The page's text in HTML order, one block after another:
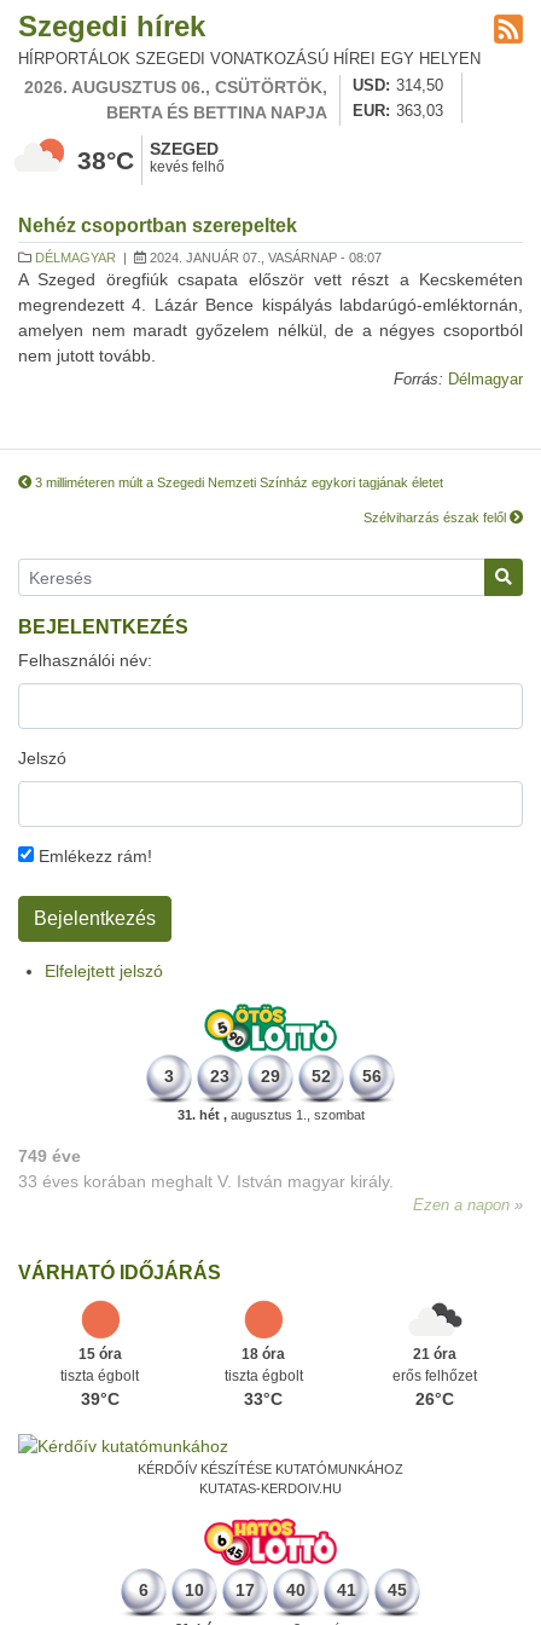
Szegedi hírek
HÍRPORTÁLOK SZEGEDI VONATKOZÁSÚ HÍREI EGY HELYEN
2026. AUGUSZTUS 06., CSÜTÖRTÖK,
BERTA ÉS BETTINA NAPJA
USD
314,50
EUR
363,03
38°C SZEGED
kevés felhő
Nehéz csoportban szerepeltek
DÉLMAGYAR | 2024. JANUÁR 07., VASÁRNAP - 08:07
A Szeged öregfiúk csapata először vett részt a Kecskeméten
megrendezett 4. Lázár Bence kispályás labdarúgó-emléktornán,
amelyen nem maradt győzelem nélkül, de a négyes csoportból
nem jutott tovább.
Forrás: Délmagyar
3 milliméteren múlt a Szegedi Nemzeti Színház egykori tagjának életet
Szélviharzás észak felől
BEJELENTKEZÉS
Felhasználói név:
Jelszó
Emlékezz rám!
Elfelejtett jelszó
3 23 29 52 56
31. hét ,augusztus 1., szombat
749 éve
33 éves korában meghalt V. István magyar király.
Ezen a napon
VÁRHATÓ IDŐJÁRÁS
15 óra
tiszta égbolt
39°C
18 óra
tiszta égbolt
33°C
21 óra
erős felhőzet
26°C
KÉRDŐÍV KÉSZÍTÉSE KUTATÓMUNKÁHOZ
KUTATAS-KERDOIV.HU
6 10 17 40 41 45